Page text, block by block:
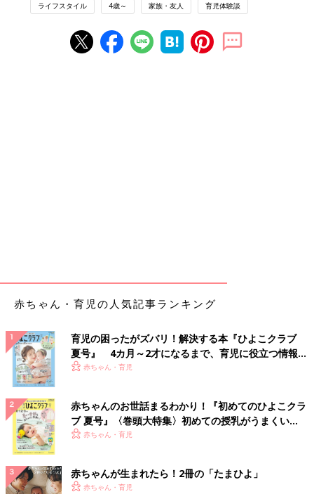
ライフスタイル 4歳～ 家族・友人 育児体験談
赤ちゃん・育児の人気記事ランキング
育児の困ったがズバリ！解決する本『ひよこクラブ
夏号』 4カ月～2才になるまで、育児に役立つ情報が
いっぱい！
赤ちゃん・育児
赤ちゃんのお世話まるわかり！『初めてのひよこクラ
ブ 夏号』〈巻頭大特集〉初めての授乳がうまくい
く！ おっぱい・ミルクの基本と夏のトラブル 解決テ
赤ちゃん・育児
赤ちゃんが生まれたら！2冊の「たまひよ」
赤ちゃん・育児